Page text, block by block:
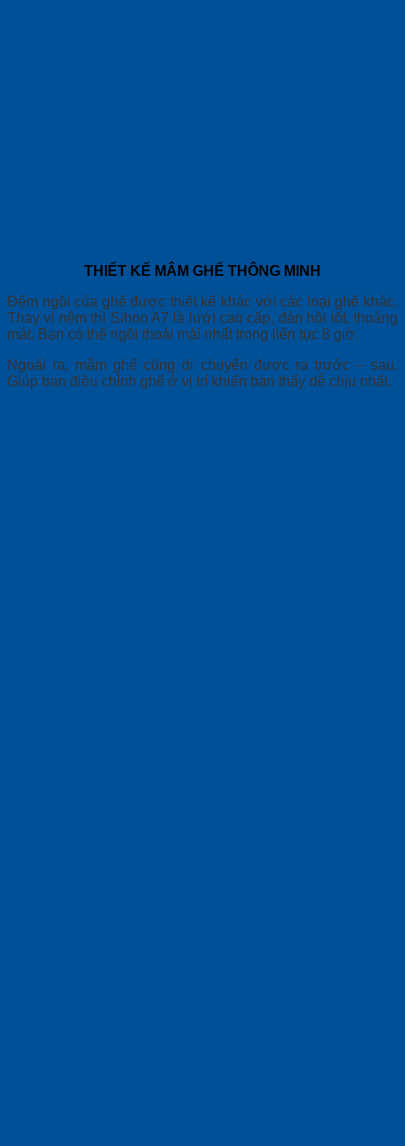
THIẾT KẾ MÂM GHẾ THÔNG MINH
Đệm ngồi của ghế được thiết kế khác với các loại ghế khác.
Thay vì nệm thì Sihoo A7 là lưới cao cấp, đàn hồi tốt, thoáng
mát. Bạn có thể ngồi thoải mái nhất trong liên tục 8 giờ.
Ngoài ra, mâm ghế cũng di chuyển được ra trước – sau.
Giúp bạn điều chỉnh ghế ở vị trí khiến bạn thấy dễ chịu nhất.